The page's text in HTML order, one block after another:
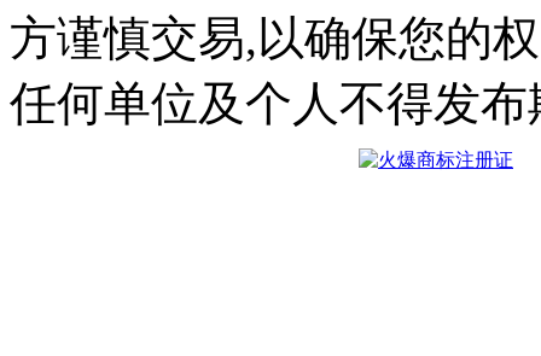
方谨慎交易,以确保您的
任何单位及个人不得发